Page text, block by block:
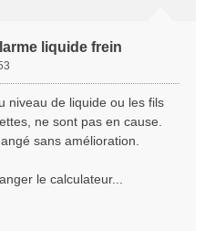
liquide frein
niveau de liquide ou les fils
ne sont pas en cause.
sans amélioration.
le calculateur...